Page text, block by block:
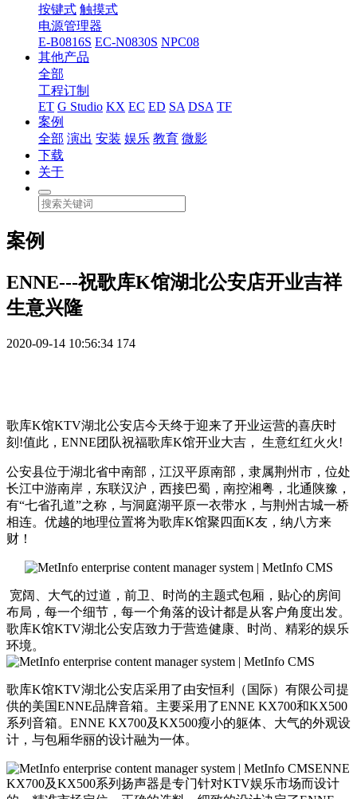
按键式 触摸式
电源管理器
E-B0816S EC-N0830S NPC08
其他产品
全部
工程订制
ET G Studio KX EC ED SA DSA TF
案例
全部 演出 安装 娱乐 教育 微影
下载
关于
案例
ENNE---祝歌库K馆湖北公安店开业吉祥
生意兴隆
2020-09-14 10:56:34 174
歌库K馆KTV湖北公安店今天终于迎来了开业运营的喜庆时
刻!值此，ENNE团队祝福歌库K馆开业大吉， 生意红红火火!
公安县位于湖北省中南部，江汉平原南部，隶属荆州市，位处
长江中游南岸，东联汉沪，西接巴蜀，南控湘粤，北通陕豫，
有“七省孔道”之称，与洞庭湖平原一衣带水，与荆州古城一桥
相连。优越的地理位置将为歌库K馆聚四面K友，纳八方来
财！
宽阔、大气的过道，前卫、时尚的主题式包厢，贴心的房间
布局，每一个细节，每一个角落的设计都是从客户角度出发。
歌库K馆KTV湖北公安店致力于营造健康、时尚、精彩的娱乐
环境。
歌库K馆KTV湖北公安店采用了由安恒利（国际）有限公司提
供的美国ENNE品牌音箱。主要采用了ENNE KX700和KX500
系列音箱。ENNE KX700及KX500瘦小的躯体、大气的外观设
计，与包厢华丽的设计融为一体。
ENNE
KX700及KX500系列扬声器是专门针对KTV娱乐市场而设计